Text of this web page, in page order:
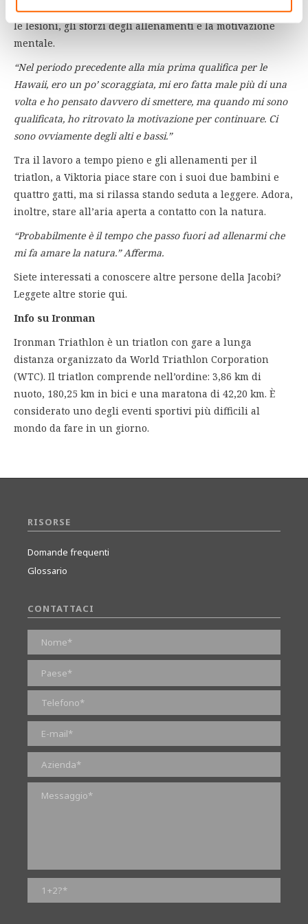
Non sempre va tutto liscio, Viktoria deve fare i conti con
le lesioni, gli sforzi degli allenamenti e la motivazione
mentale.
“Nel periodo precedente alla mia prima qualifica per le
Hawaii, ero un po’ scoraggiata, mi ero fatta male più di una
volta e ho pensato davvero di smettere, ma quando mi sono
qualificata, ho ritrovato la motivazione per continuare. Ci
sono ovviamente degli alti e bassi.”
Tra il lavoro a tempo pieno e gli allenamenti per il
triatlon, a Viktoria piace stare con i suoi due bambini e
quattro gatti, ma si rilassa stando seduta a leggere. Adora,
inoltre, stare all’aria aperta a contatto con la natura.
“Probabilmente è il tempo che passo fuori ad allenarmi che
mi fa amare la natura.” Afferma.
Siete interessati a conoscere altre persone della Jacobi?
Leggete altre storie qui.
Info su Ironman
Ironman Triathlon è un triatlon con gare a lunga
distanza organizzato da World Triathlon Corporation
(WTC). Il triatlon comprende nell’ordine: 3,86 km di
nuoto, 180,25 km in bici e una maratona di 42,20 km. È
considerato uno degli eventi sportivi più difficili al
mondo da fare in un giorno.
RISORSE
Domande frequenti
Glossario
CONTATTACI
0 di 2000 numero massimo di caratteri